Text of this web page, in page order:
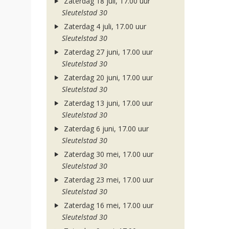
Sleutelstad 30
Zaterdag 4 juli, 17.00 uur
Sleutelstad 30
Zaterdag 27 juni, 17.00 uur
Sleutelstad 30
Zaterdag 20 juni, 17.00 uur
Sleutelstad 30
Zaterdag 13 juni, 17.00 uur
Sleutelstad 30
Zaterdag 6 juni, 17.00 uur
Sleutelstad 30
Zaterdag 30 mei, 17.00 uur
Sleutelstad 30
Zaterdag 23 mei, 17.00 uur
Sleutelstad 30
Zaterdag 16 mei, 17.00 uur
Sleutelstad 30